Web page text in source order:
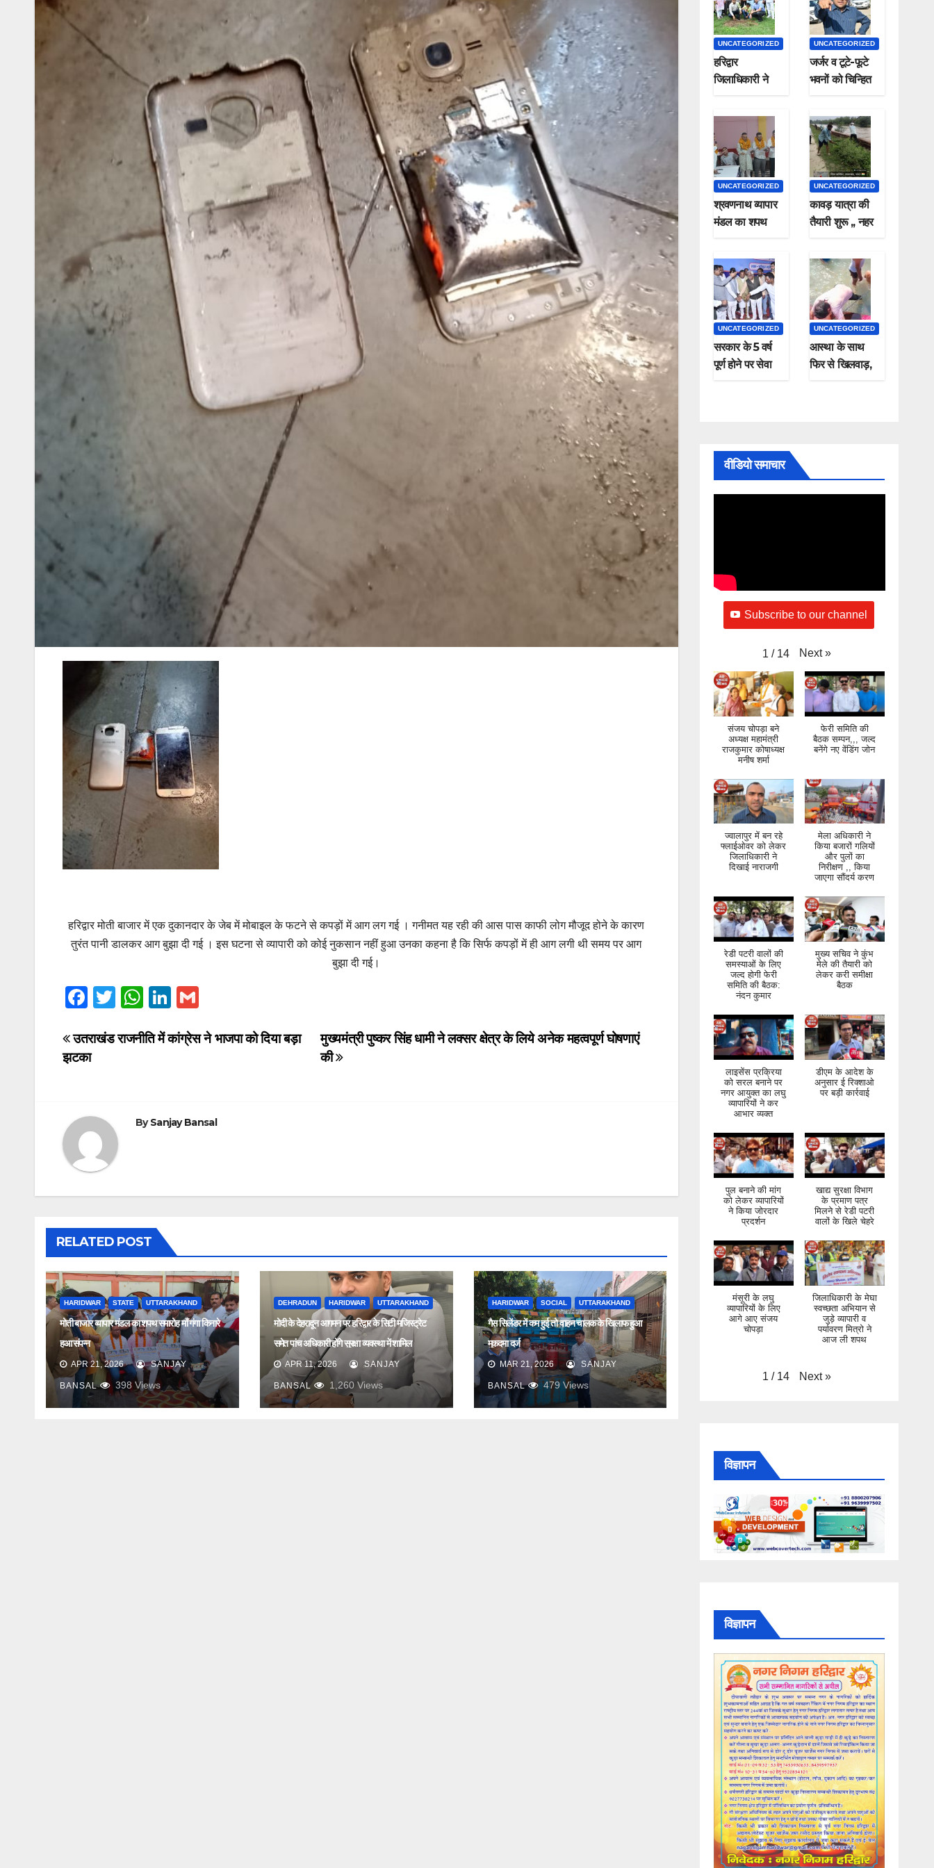
हरिद्वार मोती बाजार में एक दुकानदार के जेब में मोबाइल के फटने से कपड़ों में आग लग गई । गनीमत यह रही की आस पास काफी लोग मौजूद होने के कारण
तुरंत पानी डालकर आग बुझा दी गई । इस घटना से व्यापारी को कोई नुकसान नहीं हुआ उनका कहना है कि सिर्फ कपड़ों में ही आग लगी थी समय पर आग
बुझा दी गई।
F
c
e
o
k
T
tt
W
at
p
Li
k
ail
Post
navigation
मुख्यमंत्री पुष्कर सिंह धामी ने लक्सर क्षेत्र के लिये अनेक महत्वपूर्ण घोषणाएं
की
उतराखंड राजनीति में कांग्रेस ने भाजपा को दिया बड़ा
झटका
BySanjay Bansal
RELATED POST
HARIDWAR STATE UTTARAKHAND
मोती बाजार व्यापार मंडल का शपथ समारोह माँ गंगा किनारे
हुआ संपन्न
APR 21, 2026 SANJAY
BANSAL 398 Views
DEHRADUN HARIDWAR UTTARAKHAND
मोदी के देहरादून आगमन पर हरिद्वार के सिटी मजिस्ट्रेट
समेत पांच अधिकारी होंगे सुरक्षा व्यवस्था में शामिल
APR 11, 2026 SANJAY
BANSAL 1,260Views
HARIDWAR SOCIAL UTTARAKHAND
गैस सिलेंडर में कम हुई तो वाहन चालक के खिलाफ हुआ
मुकदमा दर्ज
MAR 21, 2026 SANJAY
BANSAL 479Views
UNCATEGORIZED
हरिद्वार
जिलाधिकारी ने
मनाया हरेला पर्व
UNCATEGORIZED
जर्जर व टूटे-फूटे
भवनों को चिन्हित
जिलाधिकारी ने दिए
निर्देश*
UNCATEGORIZED
श्रवणनाथ व्यापार
मंडल का शपथ
UNCATEGORIZED
कावड़ यात्रा की
तैयारी शुरू ,, नहर
सफाई कार्य
UNCATEGORIZED
सरकार के 5 वर्ष
पूर्ण होने पर सेवा
UNCATEGORIZED
आस्था के साथ
फिर से खिलवाड़,
वीडियो समाचार
Subscribe to our channel
1 / 14 Next »
संजय चोपड़ा बने
अध्यक्ष महामंत्री
राजकुमार कोषाध्यक्ष
मनीष शर्मा
फेरी समिति की
बैठक सम्पन,,, जल्द
बनेंगे नए वेंडिंग जोन
ज्वालापुर में बन रहे
फ्लाईओवर को लेकर
जिलाधिकारी ने
दिखाई नाराजगी
मेला अधिकारी ने
किया बजारों गलियों
और पुलों का
निरीक्षण ,, किया
जाएगा सौंदर्य करण
रेडी पटरी वालों की
समस्याओं के लिए
जल्द होगी फेरी
समिति की बैठक:
नंदन कुमार
मुख्य सचिव ने कुंभ
मेले की तैयारी को
लेकर करी समीक्षा
बैठक
लाइसेंस प्रक्रिया
को सरल बनाने पर
नगर आयुक्त का लघु
व्यापारियों ने कर
आभार व्यक्त
डीएम के आदेश के
अनुसार ई रिक्शाओ
पर बड़ी कार्रवाई
पुल बनाने की मांग
को लेकर व्यापारियों
ने किया जोरदार
प्रदर्शन
खाद्य सुरक्षा विभाग
के प्रमाण पत्र
मिलने से रेडी पटरी
वालों के खिले चेहरे
मंसूरी के लघु
व्यापारियों के लिए
आगे आए संजय
चोपड़ा
जिलाधिकारी के मेघा
स्वच्छता अभियान से
जुड़े व्यापारी व
पर्यावरण मित्रो ने
आज ली शपथ
1 / 14 Next »
विज्ञापन
विज्ञापन